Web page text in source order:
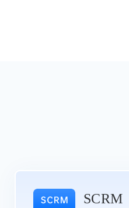
SCRM